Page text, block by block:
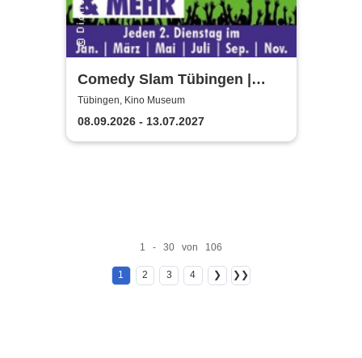
Comedy Slam Tübingen |
Präsentiert von Gastgeber
Elias Raatz
Tübingen, Kino Museum
08.09.2026 - 13.07.2027
1 - 30 von 106
1 2 3 4 ❯ ❯❯